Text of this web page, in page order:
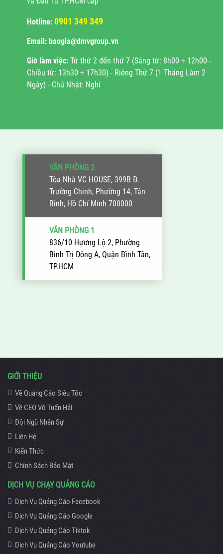
Hotline: 0901 349 349
Email: baogia@dmvgroup.vn
Giờ làm việc: Từ thứ 2 đến thứ 7 (Sáng từ: 8h00 ÷ 12h00 -
Chiều từ: 13h30 ÷ 17h30) - Riêng Thứ 7 (1 Tháng Làm 2
Ngày) - Chủ Nhật: Nghỉ
VĂN PHÒNG 2
Tòa Nhà VC HOUSE, 399B Đ.
Trường Chinh, Phường 14, Tân
Bình, Hồ Chí Minh 700000
VĂN PHÒNG 1
836/10 Hương Lộ 2, Phường
Bình Trị Đông A, Quận Bình Tân,
TP.HCM
GIỚI THIỆU
Về Quảng Cáo Siêu Tốc
Về CEO Võ Tuấn Hải
Đội Ngũ Nhân Sự
Liên Hệ
Kiến Thức
Chính Sách Bảo Mật
DỊCH VỤ CHẠY QUẢNG CÁO
Dịch Vụ Quảng Cáo Facebook
Dịch Vụ Quảng Cáo Google
Dịch Vụ Quảng Cáo Tiktok
Dịch Vụ Quảng Cáo Youtube